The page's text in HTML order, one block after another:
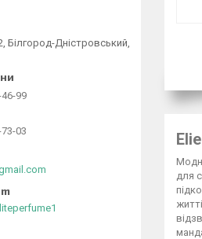
для
Білгород-Дністровський,
99
03